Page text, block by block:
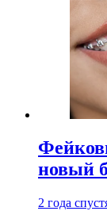
новый
2 года